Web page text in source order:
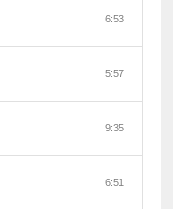
6:53
5:57
9:35
6:51